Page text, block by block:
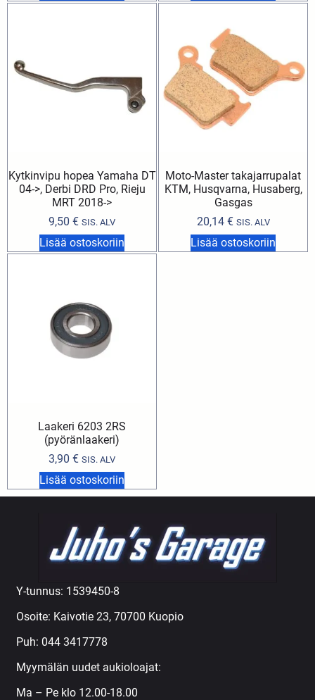
Kytkinvipu hopea Yamaha DT
04->, Derbi DRD Pro, Rieju
MRT 2018->
9,50 € SIS. ALV
Lisää ostoskoriin
Moto-Master takajarrupalat
KTM, Husqvarna, Husaberg,
Gasgas
20,14 € SIS. ALV
Lisää ostoskoriin
Laakeri 6203 2RS
(pyöränlaakeri)
3,90 € SIS. ALV
Lisää ostoskoriin
Y-tunnus: 1539450-8
Osoite: Kaivotie 23, 70700 Kuopio
Puh: 044 3417778
Myymälän uudet aukioloajat:
Ma – Pe klo 12.00-18.00